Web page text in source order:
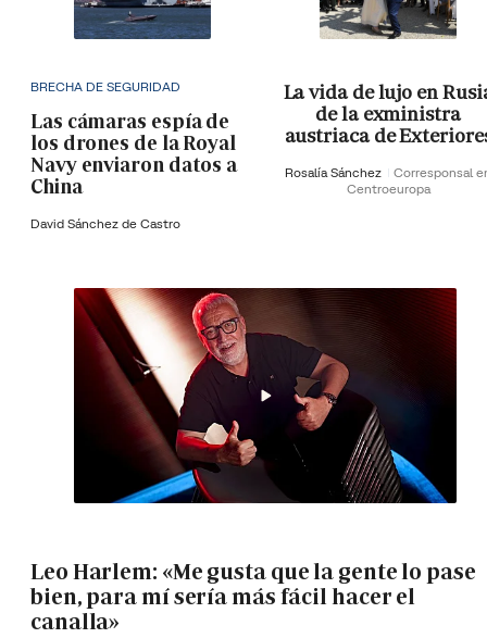
BRECHA DE SEGURIDAD
Las cámaras espía de
los drones de la Royal
Navy enviaron datos a
China
David Sánchez de Castro
La vida de lujo en
de la exministra
austriaca de
Rosalía Sánchez
Corresponsal
Centroeuropa
Leo Harlem: «Me gusta que la gente lo pase
bien, para mí sería más fácil hacer el
canalla»